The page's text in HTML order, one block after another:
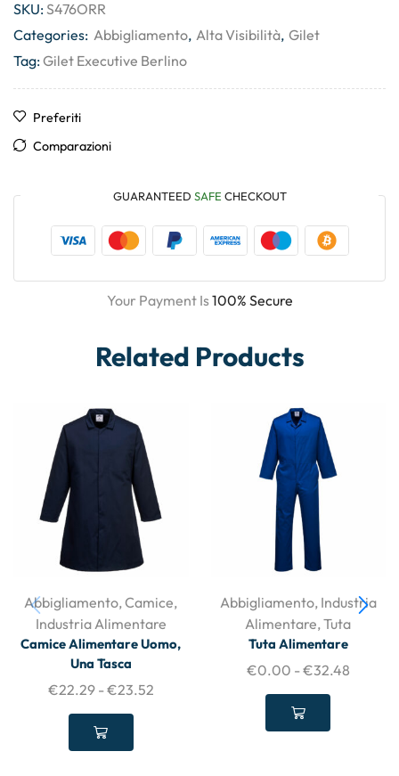
SKU:S476ORR
Categories: Abbigliamento, Alta Visibilità, Gilet
Tag:Gilet Executive Berlino
Preferiti
Comparazioni
GUARANTEED SAFE CHECKOUT
Your Payment Is100% Secure
Related Products
Abbigliamento,Camice,
Industria Alimentare
Camice Alimentare Uomo,
Una Tasca
€22.29 -€23.52
Abbigliamento, Industria
Alimentare,Tuta
Tuta Alimentare
€0.00 -€32.48